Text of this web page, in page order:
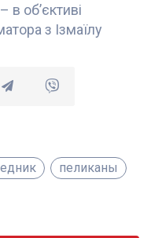
в об’єктиві
з Ізмаїлу
пеликаны